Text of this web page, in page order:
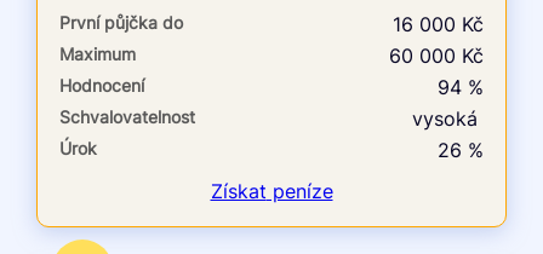
První půjčka zdarma
–
ano
ne
ano
První půjčka do 16 000 Kč
Maximum 60 000 Kč
Hodnocení 94 %
Schvalovatelnost vysoká
Úrok
26 %
Získat peníze